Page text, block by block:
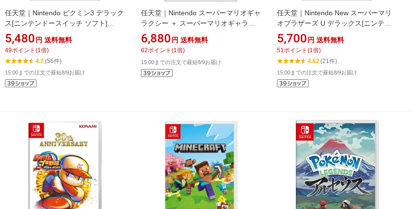
任天堂｜Nintendo ピクミン3 デラック
ス[ニンテンドースイッチ ソフト]
【Switch】
5,480 円 送料無料
49ポイント (1 倍)
4.7(56件)
15:00までの注文で最短8/9お届け
任天堂｜Nintendo スーパーマリオギャ
ラクシー ＋ スーパーマリオギャラク
シー 2【Switch】
6,880 円 送料無料
62ポイント (1 倍)
15:00までの注文で最短8/9お届け
任天堂｜Nintendo New スーパーマリ
オブラザーズ U デラックス[ニンテン
ドースイッチ ソフト]【Switch】
5,700 円 送料無料
51 ポイント (1 倍)
4.62 (21件)
15:00までの注文で最短8/9お届け